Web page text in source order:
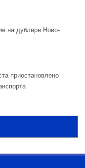
на дублере Ново-
приостановлено